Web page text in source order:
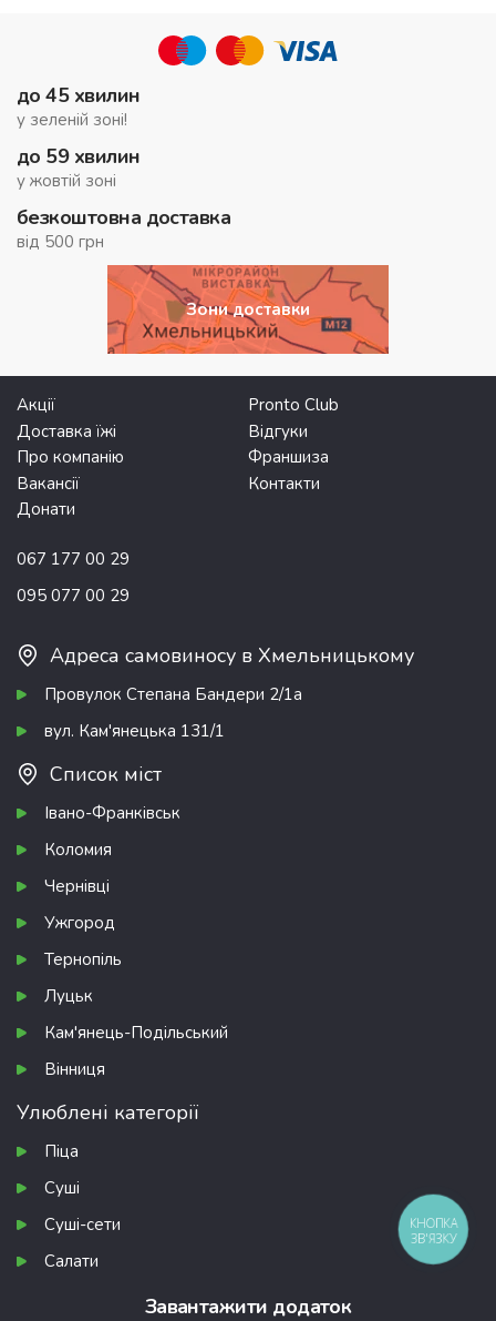
до 45 хвилин
у зеленій зоні!
до 59 хвилин
у жовтій зоні
безкоштовна доставка
від 500 грн
Зони доставки
Акції
Pronto Club
Доставка їжі
Відгуки
Про компанію
Франшиза
Вакансії
Контакти
Донати
067 177 00 29
095 077 00 29
Адреса самовиносу в Хмельницькому
Провулок Степана Бандери 2/1а
вул. Кам'янецька 131/1
Список міст
Івано-Франківськ
Коломия
Чернівці
Ужгород
Тернопіль
Луцьк
Кам'янець-Подільський
Вінниця
Улюблені категорії
Піца
Суші
Суші-сети
Салати
Завантажити додаток
КНОПКА
ЗВ'ЯЗКУ